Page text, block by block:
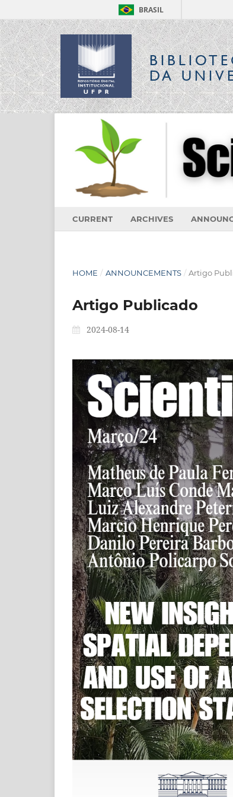
BRASIL
DA
CURRENT ARCHIVES
HOME / ANNOUNCEMENTS / Artigo
Artigo Publicado
2024-08-14